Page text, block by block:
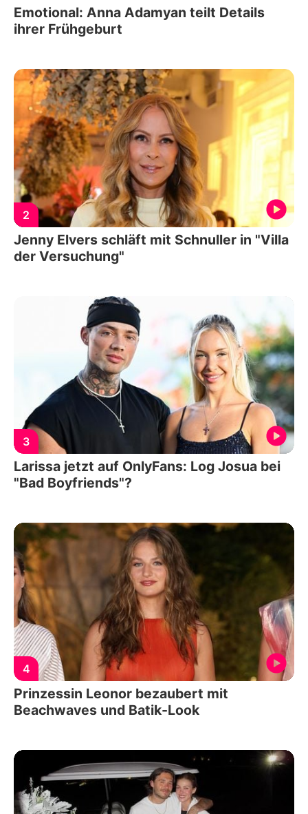
Emotional: Anna Adamyan teilt Details
ihrer Frühgeburt
2
Jenny Elvers schläft mit Schnuller in "Villa
der Versuchung"
3
Larissa jetzt auf OnlyFans: Log Josua bei
"Bad Boyfriends"?
4
Prinzessin Leonor bezaubert mit
Beachwaves und Batik-Look